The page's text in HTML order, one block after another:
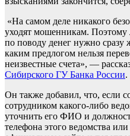
«На самом деле никакого
уходят мошенникам.
по поводу денег нужно
каким предлогом нельзя
неизвестные счета», —
Сибирского ГУ Банка России.
Он также добавил, что, если
сотрудником какого-либо
уточнить его ФИО и
телефона этого ведомства